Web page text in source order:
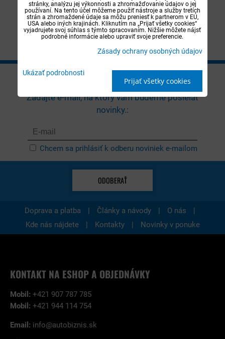
DO KOŠÍKA
NEWSLETTER
Zadajte e-mail, na ktorý vám budeme posielať
novinky.:
Chcem sa prihlásiť k odberu noviniek e-mailom
ODOBERAŤ
Doprava a platba | Články a návody | O nás
|
Kde nás nájdete
| Kontakty | Novinky v ponuke
KONTAKT NA ESHOP A OBJEDNÁVKY
Mobil: +421 907 787 785
Mobil: +421 944 114 754
Email: info@autobiznis.sk
stránky, analýzu jej výkonnosti a zhromažďovanie údajov o jej
používaní. Na tento účel môžeme použiť nástroje a služby tretích
strán a zhromaždené údaje sa môžu preniesť k partnerom v EÚ,
USA alebo iných krajinách. Kliknutím na „Prijať všetky cookies“
vyjadrujete svoj súhlas s týmto spracovaním. Nižšie môžete nájsť
podrobné informácie alebo upraviť svoje preferencie.
Zásady ochrany osobných údajov
Ukázať podrobnosti
Prijať všetky cookies